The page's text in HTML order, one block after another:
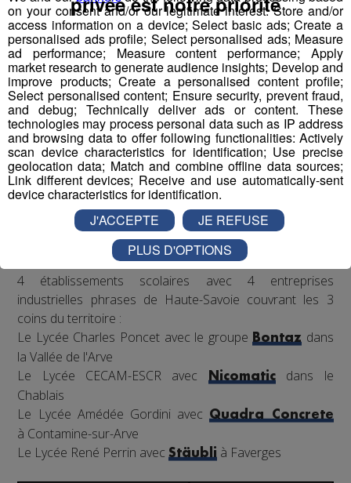
industriellesd’envergure sur le territoire pour former
des binômes.
Pour mener à bien leur projet et tenter de
remporterla compétition nationale à Lyon le 22 mars,
ils pourront compter surle coaching de
l’association,et reconnue par la French Fab ; mais
également l’accompagnement de leurs entreprises
binômes,présentes en école et en accueillant les
classes pour visites, conseils et fabrication de pièces
nécessaires pour rendre le robot le plus performant
possible en vue de la compétition.
Les binômes ?
4 établissements scolaires avec 4 entreprises
industrielles phrases de Haute-Savoie couvrant les 3
coins du territoire :
Le Lycée Charles Poncet avec le groupe Bontaz dans
la Vallée de l'Arve
Le Lycée CECAM-ESCR avec
Nicomaticdans le
Chablais
Le Lycée Amédée Gordini avecQuadra Concrete
à Contamine-sur-Arve
Le Lycée René Perrin avecStäubli à Faverges
on your consent and/or our legitimate interest: Store and/or
access information on a device; Select basic ads; Create a
personalised ads profile; Select personalised ads; Measure
ad performance; Measure content performance; Apply
market research to generate audience insights; Develop and
improve products; Create a personalised content profile;
Select personalised content; Ensure security, prevent fraud,
and debug; Technically deliver ads or content. These
technologies may process personal data such as IP address
and browsing data to offer following functionalities: Actively
scan device characteristics for identification; Use precise
geolocation data; Match and combine offline data sources;
Link different devices; Receive and use automatically-sent
device characteristics for identification.
J'ACCEPTE
JE REFUSE
PLUS D'OPTIONS